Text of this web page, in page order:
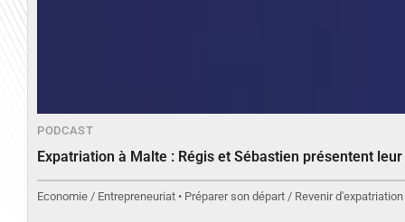
PODCAST
Expatriation à Malte : Régis et Sébastien présentent
Economie / Entrepreneuriat • Préparer son départ / Revenir d'expatriation